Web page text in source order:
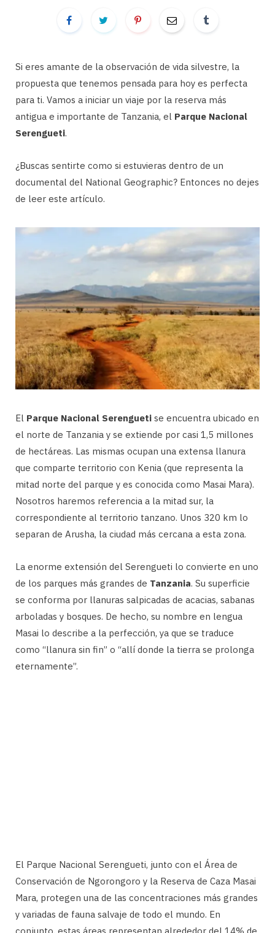
Si eres amante de la observación de vida silvestre, la
propuesta que tenemos pensada para hoy es perfecta
para ti. Vamos a iniciar un viaje por la reserva más
antigua e importante de Tanzania, el Parque Nacional
Serengueti.
¿Buscas sentirte como si estuvieras dentro de un
documental del National Geographic? Entonces no dejes
de leer este artículo.
El Parque Nacional Serengueti se encuentra ubicado en
el norte de Tanzania y se extiende por casi 1,5 millones
de hectáreas. Las mismas ocupan una extensa llanura
que comparte territorio con Kenia (que representa la
mitad norte del parque y es conocida como Masai Mara).
Nosotros haremos referencia a la mitad sur, la
correspondiente al territorio tanzano. Unos 320 km lo
separan de Arusha, la ciudad más cercana a esta zona.
La enorme extensión del Serengueti lo convierte en uno
de los parques más grandes de Tanzania. Su superficie
se conforma por llanuras salpicadas de acacias, sabanas
arboladas y bosques. De hecho, su nombre en lengua
Masai lo describe a la perfección, ya que se traduce
como “llanura sin fin” o “allí donde la tierra se prolonga
eternamente”.
El Parque Nacional Serengueti, junto con el Área de
Conservación de Ngorongoro y la Reserva de Caza Masai
Mara, protegen una de las concentraciones más grandes
y variadas de fauna salvaje de todo el mundo. En